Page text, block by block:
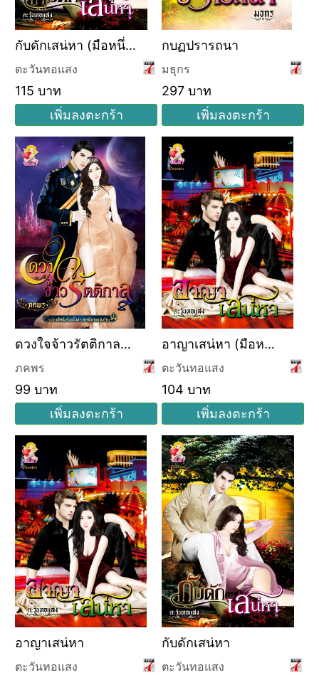
กับดักเสน่หา (มือหนึ่ง
สภาพเก่า)
ตะวันทอแสง
115 บาท
เพิ่มลงตะกร้า
กบฏปรารถนา
มธุกร
297 บาท
เพิ่มลงตะกร้า
ดวงใจจ้าวรัตติกาล
(มือหนึ่งสภาพเก่า)
ภคพร
99 บาท
เพิ่มลงตะกร้า
อาญาเสน่หา (มือหนึ่ง
สภาพเก่า)
ตะวันทอแสง
104 บาท
เพิ่มลงตะกร้า
อาญาเสน่หา
ตะวันทอแสง
กับดักเสน่หา
ตะวันทอแสง